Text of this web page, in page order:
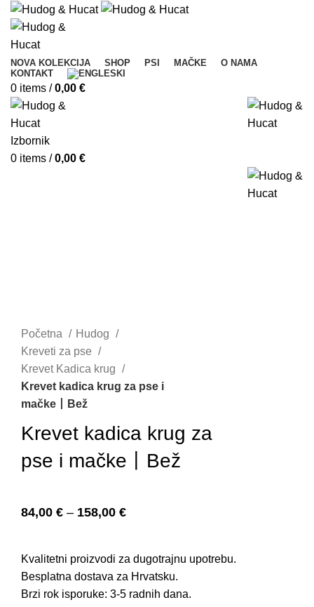
NOVA KOLEKCIJA SHOP PSI MAČKE
O NAMA
KONTAKT
0 items / 0,00 €
Izbornik
0 items / 0,00 €
Početna
Hudog
Kreveti za pse
Krevet Kadica krug
Krevet kadica krug za pse i
mačke丨Bež
Krevet kadica krug za
pse i mačke丨Bež
84,00 € – 158,00 €
Kvalitetni proizvodi za dugotrajnu upotrebu.
Besplatna dostava za Hrvatsku.
Brzi rok isporuke: 3-5 radnih dana.